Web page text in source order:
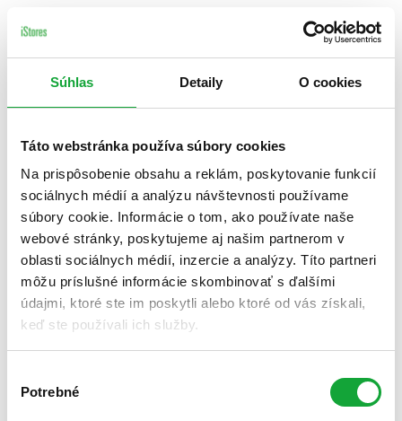
Súhlas Detaily O cookies
Táto webstránka používa súbory cookies
Na prispôsobenie obsahu a reklám, poskytovanie funkcií
sociálnych médií a analýzu návštevnosti používame
súbory cookie. Informácie o tom, ako používate naše
webové stránky, poskytujeme aj našim partnerom v
oblasti sociálnych médií, inzercie a analýzy. Títo partneri
môžu príslušné informácie skombinovať s ďalšími
údajmi, ktoré ste im poskytli alebo ktoré od vás získali,
keď ste používali ich služby.
súhlasu
Potrebné